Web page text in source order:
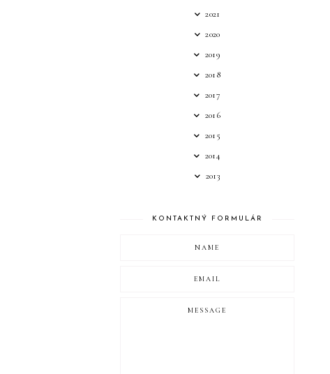
2021
2020
2019
2018
2017
2016
2015
2014
2013
KONTAKTNÝ FORMULÁR